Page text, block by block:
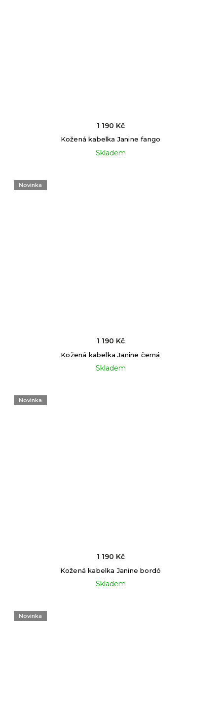
Kožená kabelka Janine fango
Skladem
1 190 Kč
Novinka
Kožená kabelka Janine černá
Skladem
1 190 Kč
Novinka
Kožená kabelka Janine bordó
Skladem
1 190 Kč
Novinka